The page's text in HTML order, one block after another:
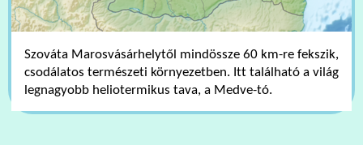
Szováta Marosvásárhelytől mindössze 60 km-re fekszik,
csodálatos természeti környezetben. Itt található a világ
legnagyobb heliotermikus tava, a Medve-tó.